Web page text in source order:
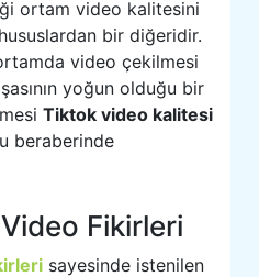
ortam video kalitesini
bir diğeridir.
video çekilmesi
yoğun olduğu bir
Tiktok video kalitesi
beraberinde
Fikirleri
sayesinde istenilen